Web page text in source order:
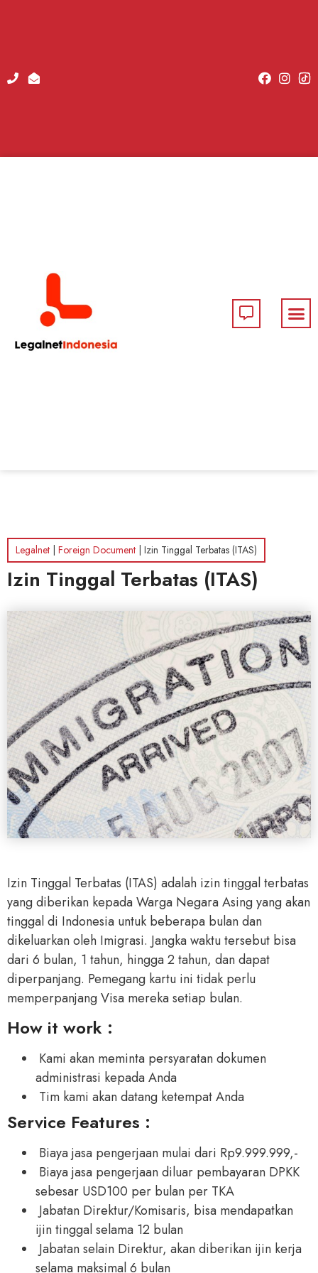
Legalnet | Foreign Document | Izin Tinggal Terbatas (ITAS)
Izin Tinggal Terbatas (ITAS)
Izin Tinggal Terbatas (ITAS) adalah izin tinggal terbatas
yang diberikan kepada Warga Negara Asing yang akan
tinggal di Indonesia untuk beberapa bulan dan
dikeluarkan oleh Imigrasi. Jangka waktu tersebut bisa
dari 6 bulan, 1 tahun, hingga 2 tahun, dan dapat
diperpanjang. Pemegang kartu ini tidak perlu
memperpanjang Visa mereka setiap bulan.
How it work :
Kami akan meminta persyaratan dokumen
administrasi kepada Anda
Tim kami akan datang ketempat Anda
Service Features :
Biaya jasa pengerjaan mulai dari Rp9.999.999,-
Biaya jasa pengerjaan diluar pembayaran DPKK
sebesar USD100 per bulan per TKA
Jabatan Direktur/Komisaris, bisa mendapatkan
ijin tinggal selama 12 bulan
Jabatan selain Direktur, akan diberikan ijin kerja
selama maksimal 6 bulan